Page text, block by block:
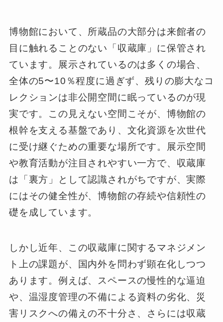
博物館において、所蔵品の大部分は来館者の
目に触れることのない「収蔵庫」に保管され
ています。展示されているのは多くの場合、
全体の5〜10％程度に過ぎず、残りの膨大なコ
レクションは非公開空間に眠っているのが現
実です。この見えない空間こそが、博物館の
根幹を支える基盤であり、文化資源を次世代
に受け継ぐための重要な場所です。展示空間
や教育活動が注目されやすい一方で、収蔵庫
は「裏方」として認識されがちですが、実際
にはその健全性が、博物館の存続や信頼性の
礎を成しています。
しかし近年、この収蔵庫に関するマネジメン
ト上の課題が、国内外を問わず顕在化しつつ
あります。例えば、スペースの慢性的な逼迫
や、温湿度管理の不備による資料の劣化、災
害リスクへの備えの不十分さ、さらには収蔵